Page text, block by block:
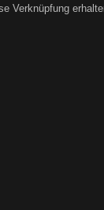
Verknüpfung